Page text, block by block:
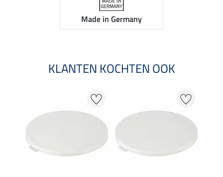
Made in Germany
KLANTEN KOCHTEN OOK